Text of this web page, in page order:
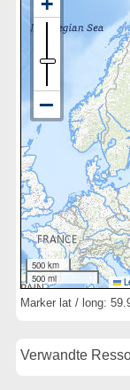
500 km
500 mi
Marker lat / long:
Verwandte